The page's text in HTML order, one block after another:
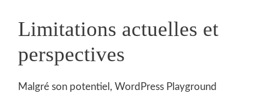
Limitations actuelles et
perspectives
Malgré son potentiel, WordPress Playground